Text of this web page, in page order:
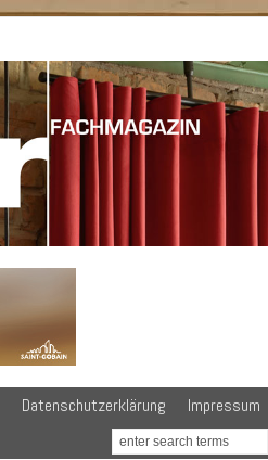
Datenschutzerklärung Impressum